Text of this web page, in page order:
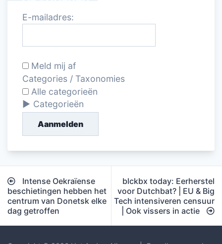
E-mailadres:
Meld mij af
Categories / Taxonomies
Alle categorieën
Categorieën
Aanmelden
Bericht
navigatie
Intense Oekraïense
beschietingen hebben het
centrum van Donetsk elke
dag getroffen
blckbx today: Eerherstel
voor Dutchbat? | EU & Big
Tech intensiveren censuur
| Ook vissers in actie